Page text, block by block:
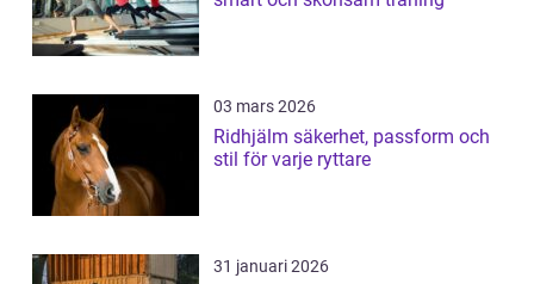
03 mars 2026
Ridhjälm säkerhet, passform och
stil för varje ryttare
31 januari 2026